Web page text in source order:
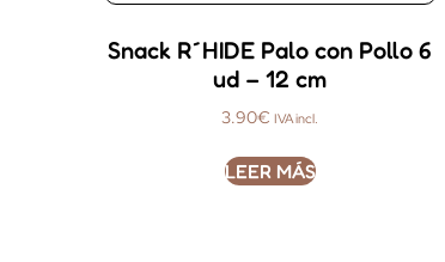
Snack R´HIDE Palo con Pollo 6
ud – 12 cm
3.90€ IVA incl.
LEER MÁS